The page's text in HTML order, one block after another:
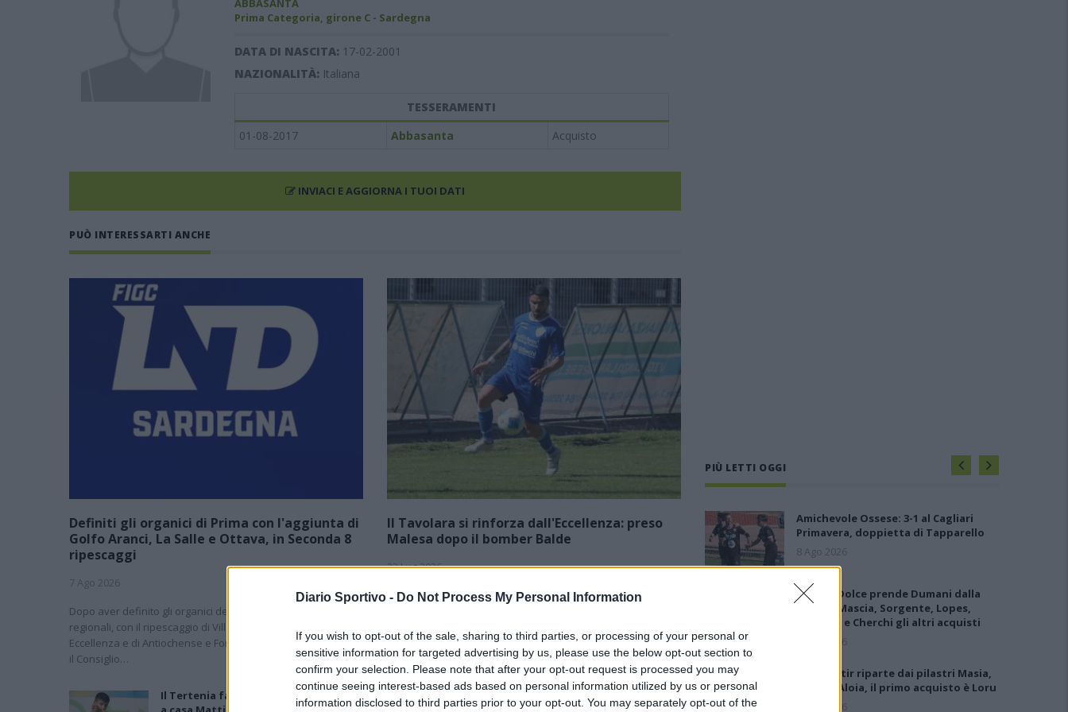
Diario Sportivo - Do Not Process My Personal Information
If you wish to opt-out of the sale, sharing to third parties, or processing of your personal or
sensitive information for targeted advertising by us, please use the below opt-out section to
confirm your selection. Please note that after your opt-out request is processed you may
continue seeing interest-based ads based on personal information utilized by us or personal
information disclosed to third parties prior to your opt-out. You may separately opt-out of the
ABBASANTA
Prima Categoria, girone C - Sardegna
DATA DI NASCITA: 17-02-2001
NAZIONALITÀ: Italiana
TESSERAMENTI
01-08-2017
Abbasanta Acquisto
INVIACI E AGGIORNA I TUOI DATI
PUÒ INTERESSARTI ANCHE
Definiti gli organici di Prima con l'aggiunta di
Golfo Aranci, La Salle e Ottava, in Seconda 8
ripescaggi
7 Ago 2026
Dopo aver definito gli organici dei primi due campionati
regionali, con il ripescaggio di Villacidrese e Usinese in
Eccellenza e di Antiochense e Fonni in Promozione (leggi qui),
il Consiglio…
Il Tavolara si rinforza dall'Eccellenza: preso
Malesa dopo il bomber Balde
23 Lug 2026
Neopromossa in Prima ma con la voglia di scalare ancora
Seconda battendo sul filo di…
Il Tertenia fa un gran colpo e riporta
Il Ghilarza a caccia del riscatto: «La
PIÙ LETTI OGGI
Amichevole Ossese: 3-1 al Cagliari
Primavera, doppietta di Tapparello
8 Ago 2026
Il Latte Dolce prende Dumani dalla
Torres, Mascia, Sorgente, Lopes,
Limberti e Cherchi gli altri acquisti
8 Ago 2026
Il Monastir riparte dai pilastri Masia,
Pinna e Aloia, il primo acquisto è Loru
7 Ago 2026